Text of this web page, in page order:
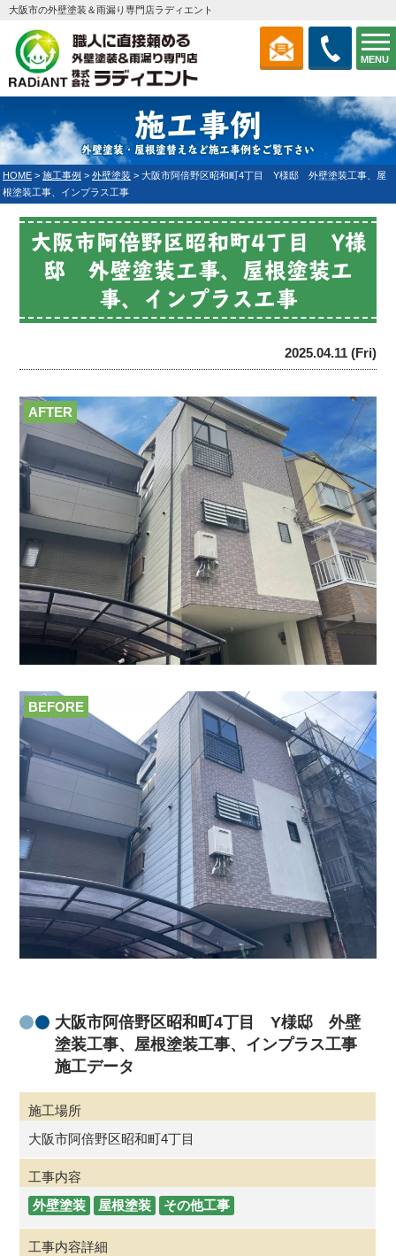
MENU
大阪市の外壁塗装＆雨漏り専門店ラディエント
施工事例
外壁塗装・屋根塗替えなど施工事例をご覧下さい
HOME > 施工事例 > 外壁塗装 > 大阪市阿倍野区昭和町4丁目 Y様邸 外壁塗装工事、屋
根塗装工事、インプラス工事
大阪市阿倍野区昭和町4丁目 Y様
邸 外壁塗装工事、屋根塗装工
事、インプラス工事
2025.04.11 (Fri)
AFTER
BEFORE
大阪市阿倍野区昭和町4丁目 Y様邸 外壁
塗装工事、屋根塗装工事、インプラス工事
施工データ
施工場所
大阪市阿倍野区昭和町4丁目
工事内容
外壁塗装
屋根塗装 その他工事
工事内容詳細